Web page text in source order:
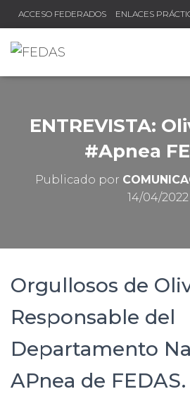
ACCESO FEDERADOS ENLACES
ENTREVISTA:
#Apnea
Publicado por
14/04/2022
Orgullosos de
Responsable del
Departamento
APnea de FEDAS.